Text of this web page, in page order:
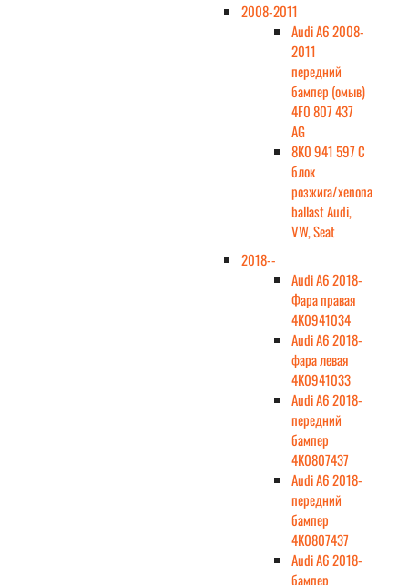
2008-2011
Audi A6 2008-
2011
передний
бампер (омыв)
4F0 807 437
AG
8K0 941 597 C
блок
розжига/xenona
ballast Audi,
VW, Seat
2018--
Audi A6 2018-
Фара правая
4K0941034
Audi A6 2018-
фара левая
4K0941033
Audi A6 2018-
передний
бампер
4K0807437
Audi A6 2018-
передний
бампер
4K0807437
Audi A6 2018-
бампер